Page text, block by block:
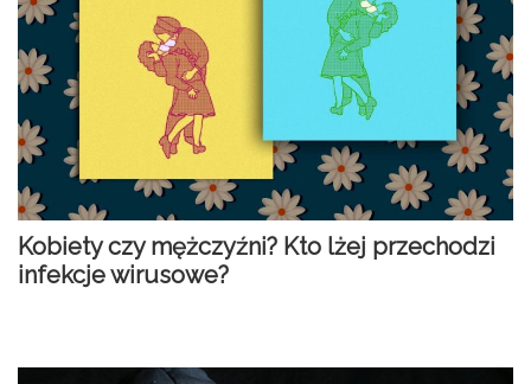
Kobiety czy mężczyźni? Kto lżej przechodzi
infekcje wirusowe?